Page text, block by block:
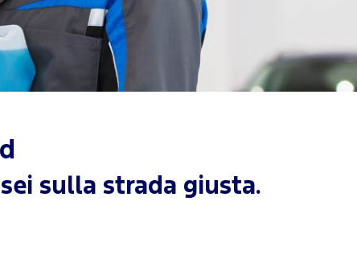
sulla strada giusta.